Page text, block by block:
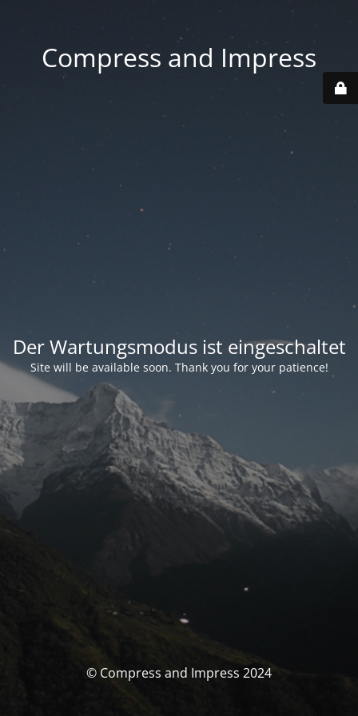
Compress and Impress
Der Wartungsmodus ist eingeschaltet
Site will be available soon. Thank you for your patience!
© Compress and Impress 2024